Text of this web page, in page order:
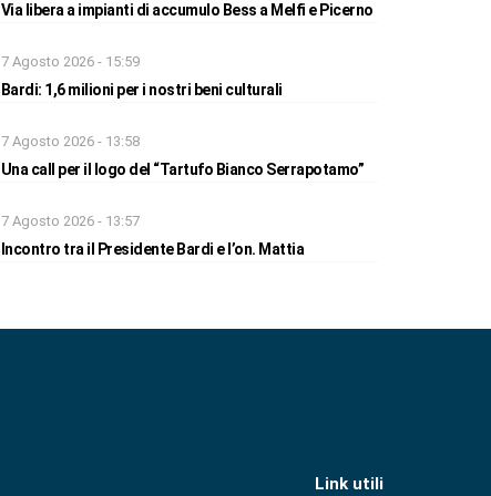
Via libera a impianti di accumulo Bess a Melfi e Picerno
7 Agosto 2026 - 15:59
Bardi: 1,6 milioni per i nostri beni culturali
7 Agosto 2026 - 13:58
Una call per il logo del “Tartufo Bianco Serrapotamo”
7 Agosto 2026 - 13:57
Incontro tra il Presidente Bardi e l’on. Mattia
Link utili